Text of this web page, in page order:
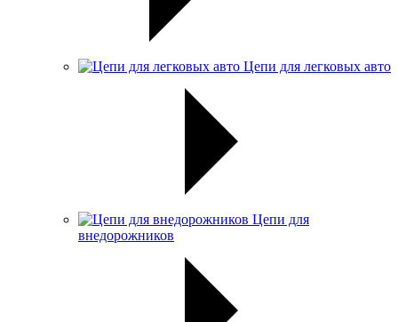
Цепи для легковых авто
Цепи для
внедорожников